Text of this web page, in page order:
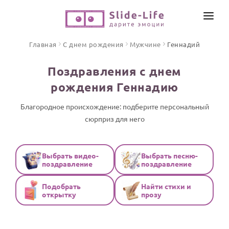
ПО ФОРМАТУ
Песни поздравления
Стихи и тексты
ПРАЗДНИКИ
С Днем рождения
ИНСТРУМЕНТЫ
ОТЗЫВЫ
Главная С днем рождения Мужчине Геннадий
Поздравления с днем
рождения Геннадию
Благородное происхождение: подберите персональный
сюрприз для него
Выбрать видео-
поздравление
Выбрать песню-
поздравление
Подобрать
открытку
Найти стихи и
прозу